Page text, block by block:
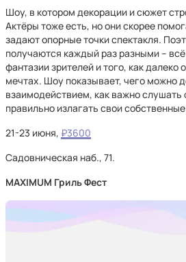
Шоу, в котором декорации и сюжет
Актёры тоже есть, но они скорее
задают опорные точки спектакля.
получаются каждый раз разными – всё
фантазии зрителей и того, как далеко
мечтах. Шоу показывает, чего можно
взаимодействием, как важно слушать
правильно излагать свои
21-23 июня, ₽3600
Садовническая наб., 71.
MAXIMUM Гриль Фест